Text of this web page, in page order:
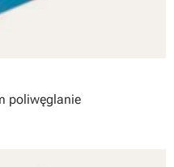
poliwęglanie